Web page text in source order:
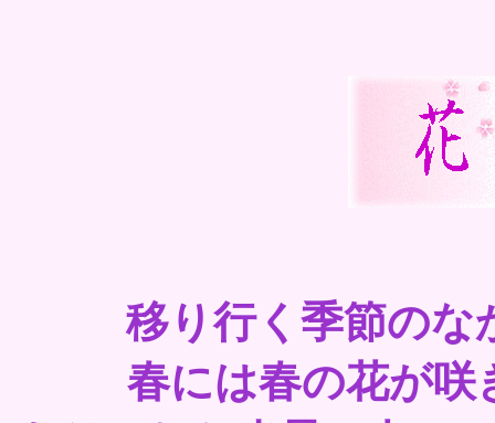
移り行く季節のな
春には春の花が咲